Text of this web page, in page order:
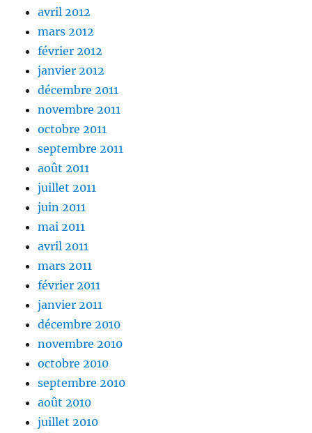
avril 2012
mars 2012
février 2012
janvier 2012
décembre 2011
novembre 2011
octobre 2011
septembre 2011
août 2011
juillet 2011
juin 2011
mai 2011
avril 2011
mars 2011
février 2011
janvier 2011
décembre 2010
novembre 2010
octobre 2010
septembre 2010
août 2010
juillet 2010